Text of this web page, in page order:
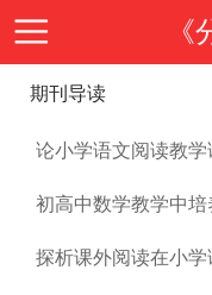
《
首
刊
期
期刊导读
论小学语文阅读教
初高中数学教学中
探析课外阅读在小